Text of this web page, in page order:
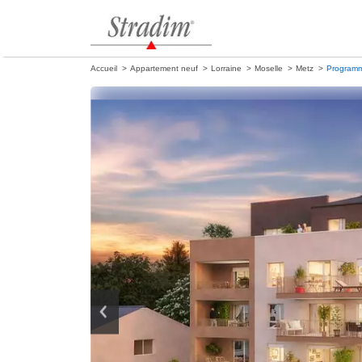
Accueil Appartement neuf Lorraine Moselle Metz